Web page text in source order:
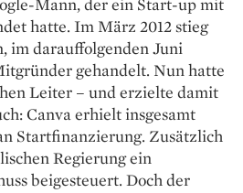
hatte. Im März 2012 stieg
im darauffolgenden Juni
gehandelt. Nun hatte
Leiter – und erzielte damit
Canva erhielt insgesamt
Startfinanzierung. Zusätzlich
Regierung ein
beigesteuert. Doch der